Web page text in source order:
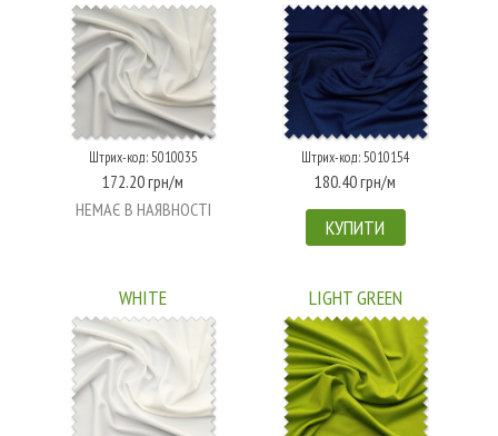
Штрих-код: 5010035
172.20 грн/м
НЕМАЄ В НАЯВНОСТІ
Штрих-код: 5010154
180.40 грн/м
КУПИТИ
WHITE LIGHT GREEN